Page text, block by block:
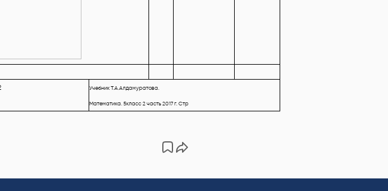
Учебник Т.А.Алдамуратова,
Математика, 5класс 2 часть 2017 г. Стр